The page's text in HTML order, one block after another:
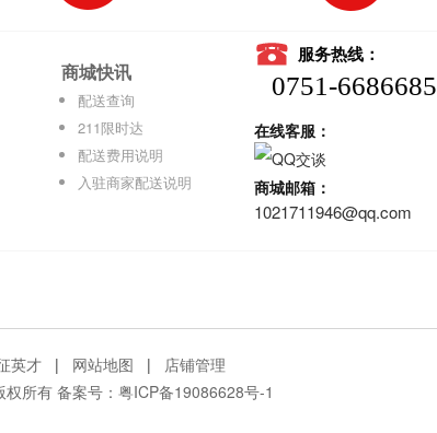
商城快讯
配送查询
211限时达
配送费用说明
入驻商家配送说明
服务热线：
0751-6686685
在线客服：
商城邮箱：
1021711946@qq.com
英才 | 网站地图 | 店铺管理
所有 备案号： 粤ICP备19086628号-1